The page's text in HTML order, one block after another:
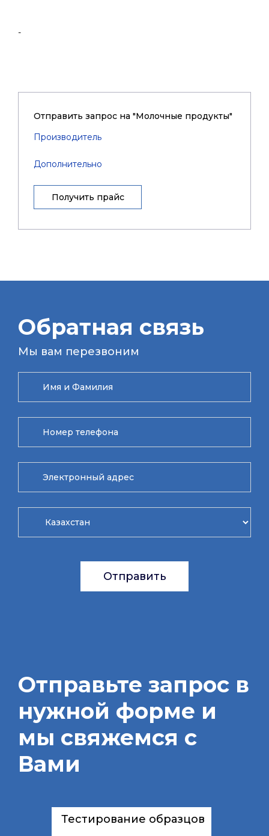
-
Отправить запрос на "Молочные продукты"
Производитель
Дополнительно
Получить прайс
Обратная связь
Мы вам перезвоним
Отправить
Отправьте запрос в
нужной форме и
мы свяжемся с
Вами
Тестирование образцов